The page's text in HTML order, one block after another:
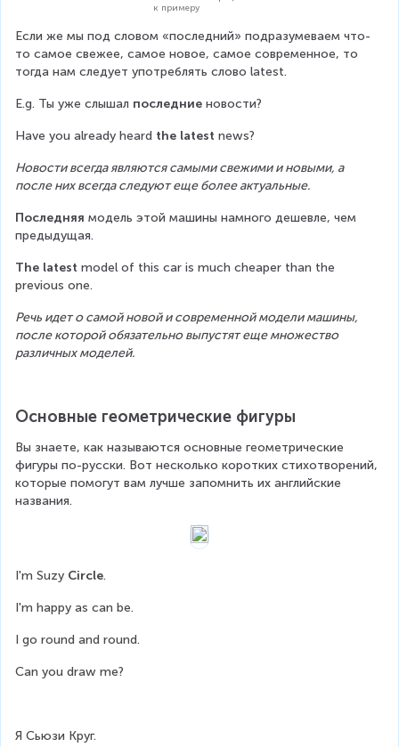
к примеру
Если же мы под словом «последний» подразумеваем что-
то самое свежее, самое новое, самое современное, то
тогда нам следует употреблять слово latest.
E.g. Ты уже слышал последние новости?
Have you already heard the latest news?
Новости всегда являются самыми свежими и новыми, а
после них всегда следуют еще более актуальные.
Последняя модель этой машины намного дешевле, чем
предыдущая.
The latest model of this car is much cheaper than the
previous one.
Речь идет о самой новой и современной модели машины,
после которой обязательно выпустят еще множество
различных моделей.
Основные геометрические фигуры
Вы знаете, как называются основные геометрические
фигуры по-русски. Вот несколько коротких стихотворений,
которые помогут вам лучше запомнить их английские
названия.
I'm Suzy Circle.
I'm happy as can be.
I go round and round.
Can you draw me?
Я Сьюзи Круг.